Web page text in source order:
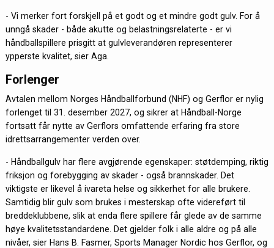
- Vi merker fort forskjell på et godt og et mindre godt gulv. For å
unngå skader - både akutte og belastningsrelaterte - er vi
håndballspillere prisgitt at gulvleverandøren representerer
ypperste kvalitet, sier Aga.
Forlenger
Avtalen mellom Norges Håndballforbund (NHF) og Gerflor er nylig
forlenget til 31. desember 2027, og sikrer at Håndball-Norge
fortsatt får nytte av Gerflors omfattende erfaring fra store
idrettsarrangementer verden over.
- Håndballgulv har flere avgjørende egenskaper: støtdemping, riktig
friksjon og forebygging av skader - også brannskader. Det
viktigste er likevel å ivareta helse og sikkerhet for alle brukere.
Samtidig blir gulv som brukes i mesterskap ofte videreført til
breddeklubbene, slik at enda flere spillere får glede av de samme
høye kvalitetsstandardene. Det gjelder folk i alle aldre og på alle
nivåer, sier Hans B. Fasmer, Sports Manager Nordic hos Gerflor, og